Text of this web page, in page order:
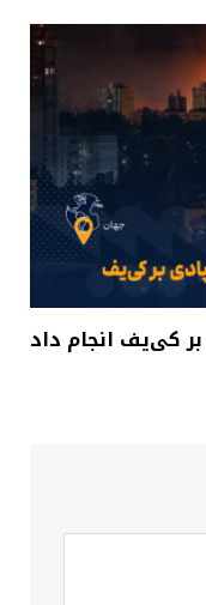
کی‌یف انجام داد